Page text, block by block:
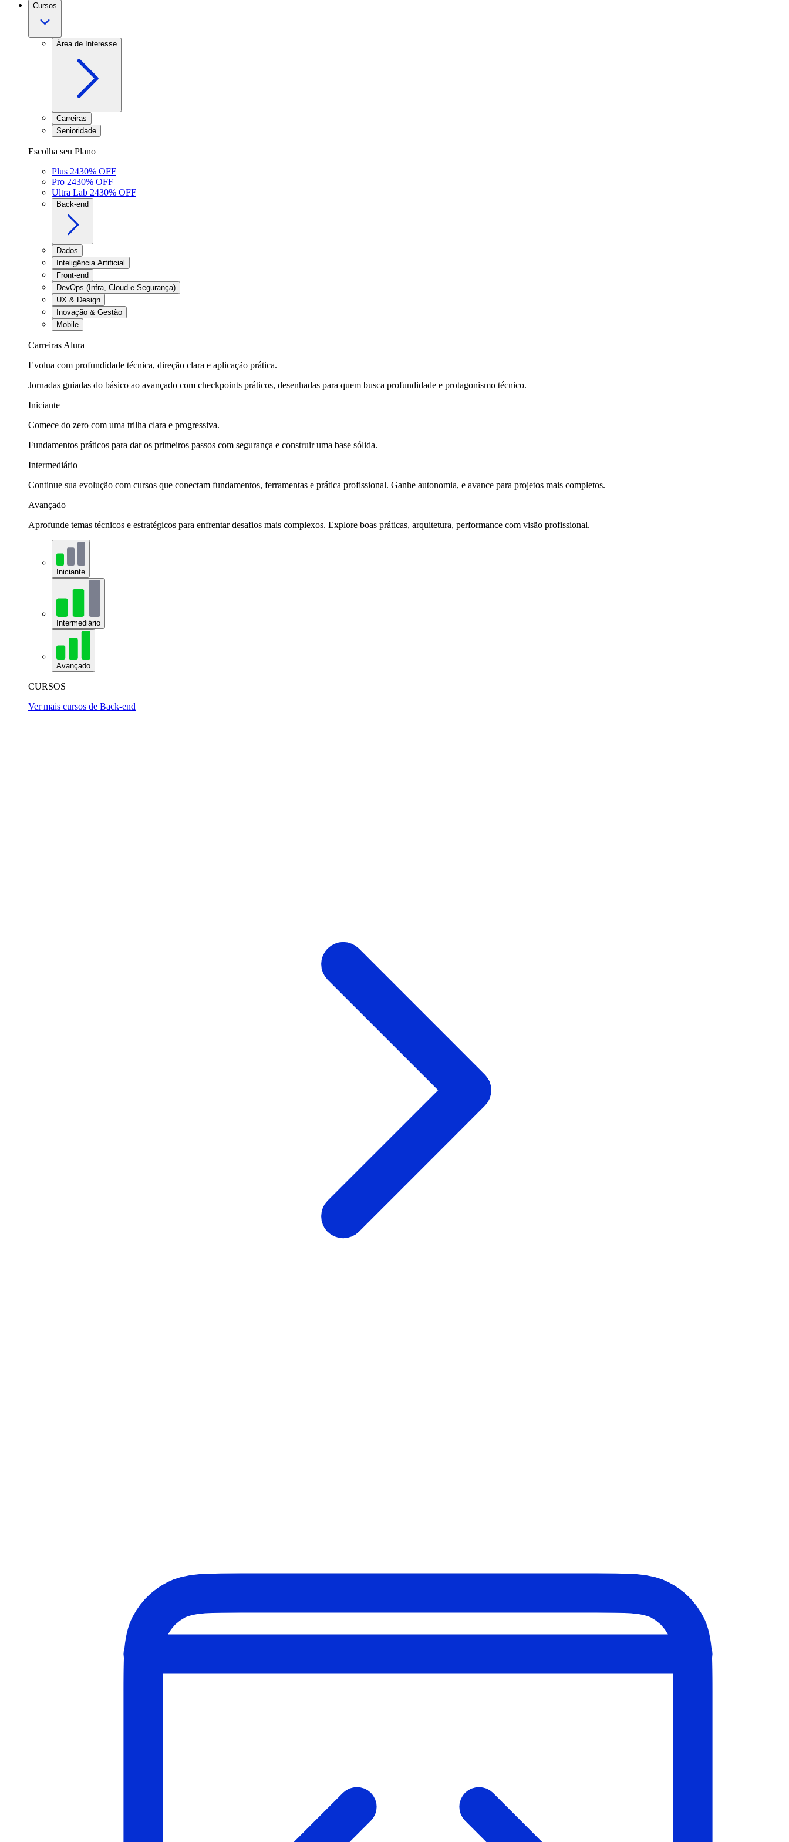
Cursos
Área de Interesse
Carreiras
Senioridade
Escolha seu Plano
Plus 2430% OFF
Pro 2430% OFF
Ultra Lab 2430% OFF
Back-end
Dados
Inteligência Artificial
Front-end
DevOps (Infra, Cloud e Segurança)
UX & Design
Inovação & Gestão
Mobile
Carreiras Alura
Evolua com profundidade técnica, direção clara e aplicação prática.
Jornadas guiadas do básico ao avançado com checkpoints práticos, desenhadas para quem busca profundidade e protagonismo técnico.
Iniciante
Comece do zero com uma trilha clara e progressiva.
Fundamentos práticos para dar os primeiros passos com segurança e construir uma base sólida.
Intermediário
Continue sua evolução com cursos que conectam fundamentos, ferramentas e prática profissional. Ganhe autonomia, e avance para projetos mais completos.
Avançado
Aprofunde temas técnicos e estratégicos para enfrentar desafios mais complexos. Explore boas práticas, arquitetura, performance com visão profissional.
Iniciante
Intermediário
Avançado
CURSOS
Ver mais cursos de Back-end